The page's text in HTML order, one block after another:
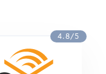
4.8/5